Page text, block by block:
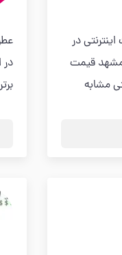
در
مشهد قیمت
مشابه